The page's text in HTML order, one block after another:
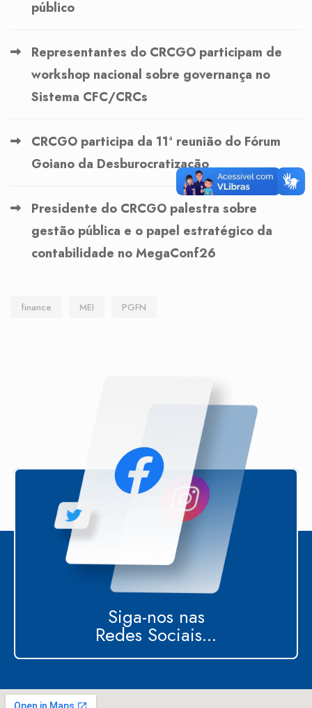
público
Representantes do CRCGO participam de
workshop nacional sobre governança no
Sistema CFC/CRCs
CRCGO participa da 11ª reunião do Fórum
Goiano da Desburocratização
Presidente do CRCGO palestra sobre
gestão pública e o papel estratégico da
contabilidade no MegaConf26
finance MEI PGFN
Siga-nos nas
Redes Sociais...